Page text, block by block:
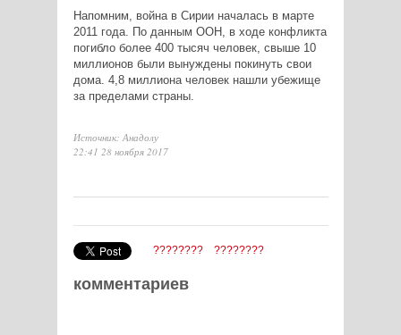
Напомним, война в Сирии началась в марте
2011 года. По данным ООН, в ходе конфликта
погибло более 400 тысяч человек, свыше 10
миллионов были вынуждены покинуть свои
дома. 4,8 миллиона человек нашли убежище
за пределами страны.
Источник: Анадолу
22:41 28 ноября 2017
???????? ????????
комментариев